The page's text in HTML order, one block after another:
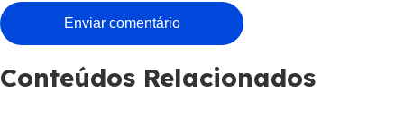
Conteúdos Relacionados